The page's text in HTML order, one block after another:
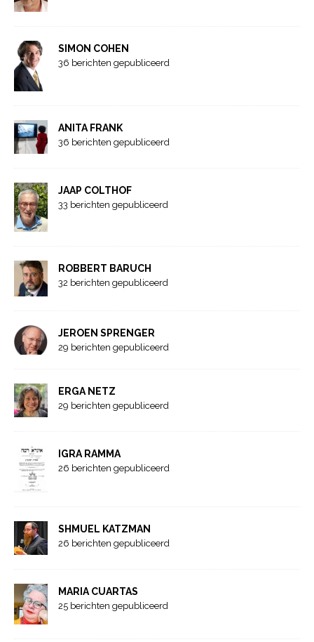
SIMON COHEN
36 berichten gepubliceerd
ANITA FRANK
36 berichten gepubliceerd
JAAP COLTHOF
33 berichten gepubliceerd
ROBBERT BARUCH
32 berichten gepubliceerd
JEROEN SPRENGER
29 berichten gepubliceerd
ERGA NETZ
29 berichten gepubliceerd
IGRA RAMMA
26 berichten gepubliceerd
SHMUEL KATZMAN
26 berichten gepubliceerd
MARIA CUARTAS
25 berichten gepubliceerd